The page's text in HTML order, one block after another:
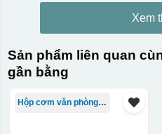
Xem
Sản phẩm liên quan
gần bằng
Hộp cơm văn phòng Trung Quốc